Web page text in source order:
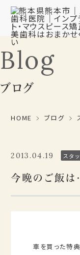
Blog
ブログ
HOME ブログ
2013.04.19 スタ
今晩のご飯
車を買った特